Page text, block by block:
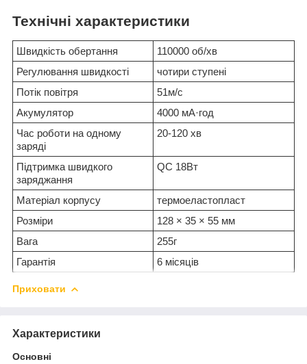
Технічні характеристики
Швидкість обертання
110000 об/хв
Регулювання швидкості
чотири ступені
Потік повітря
51м/с
Акумулятор
4000 мА·год
Час роботи на одному
заряді
20-120 хв
Підтримка швидкого
заряджання
QC 18Вт
Матеріал корпусу
термоеластопласт
Розміри
128 × 35 × 55 мм
Вага
255г
Гарантія
6 місяців
Приховати
Характеристики
Основні